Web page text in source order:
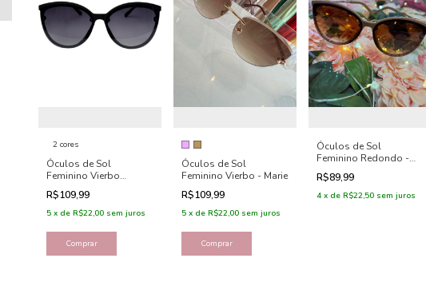
2 cores
Óculos de Sol
Feminino Vierbo
Gatinho - Katy
R$109,99
5 x de R$22,00 sem juros
Comprar
Óculos de Sol
Feminino Vierbo - Marie
R$109,99
5 x de R$22,00 sem juros
Comprar
Óculos de Sol
Feminino Redondo -
Manuela
R$89,99
4 x de R$22,50 sem juros